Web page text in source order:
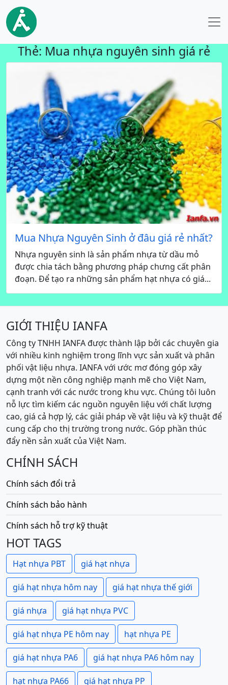
Thẻ: Mua nhựa nguyên sinh giá rẻ
Mua Nhựa Nguyên Sinh ở đâu giá rẻ nhất?
Nhựa nguyên sinh là sản phẩm nhựa từ dầu mỏ
được chia tách bằng phương pháp chưng cất phân
đoạn. Để tạo ra những sản phẩm hạt nhựa có giá...
GIỚI THIỆU IANFA
Công ty TNHH IANFA được thành lập bởi các chuyên gia
với nhiều kinh nghiệm trong lĩnh vực sản xuất và phân
phối vật liệu nhựa. IANFA với ước mơ đóng góp xây
dựng một nền công nghiệp mạnh mẽ cho Việt Nam,
cạnh tranh với các nước trong khu vực. Chúng tôi luôn
nỗ lực tìm kiếm các nguồn nguyên liệu với chất lượng
cao, giá cả hợp lý, các giải pháp về vật liệu và kỹ thuật để
cung cấp cho thị trường trong nước. Góp phần thúc
đẩy nền sản xuất của Việt Nam.
CHÍNH SÁCH
Chính sách đổi trả
Chính sách bảo hành
Chính sách hỗ trợ kỹ thuật
HOT TAGS
Hạt nhựa PBT giá hạt nhựa
giá hạt nhựa hôm nay giá hạt nhựa thế giới
giá nhựa giá hạt nhựa PVC
giá hạt nhựa PE hôm nay hạt nhựa PE
giá hạt nhựa PA6 giá hạt nhựa PA6 hôm nay
hạt nhựa PA66 giá hạt nhựa PP